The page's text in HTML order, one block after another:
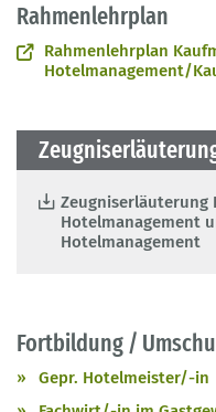
Rahmenlehrplan
Rahmenlehrplan
Hotelmanagement/
Zeugniserläuterung
Hotelmanagement
Hotelmanagement
Fortbildung /
Gepr. Hotelmeister/-in